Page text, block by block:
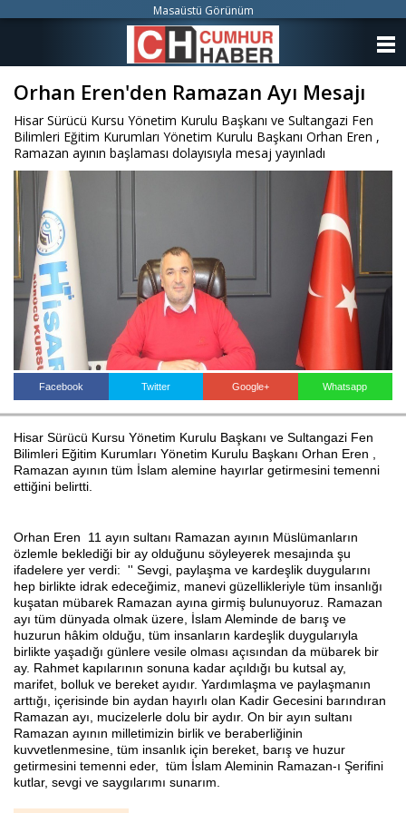
Orhan Eren'den Ramazan Ayı Mesajı
Hisar Sürücü Kursu Yönetim Kurulu Başkanı ve Sultangazi Fen
Bilimleri Eğitim Kurumları Yönetim Kurulu Başkanı Orhan Eren ,
Ramazan ayının başlaması dolayısıyla mesaj yayınladı
Facebook Twitter Google+ Whatsapp
Hisar Sürücü Kursu Yönetim Kurulu Başkanı ve Sultangazi Fen
Bilimleri Eğitim Kurumları Yönetim Kurulu Başkanı Orhan Eren ,
Ramazan ayının tüm İslam alemine hayırlar getirmesini temenni
ettiğini belirtti.
Orhan Eren 11 ayın sultanı Ramazan ayının Müslümanların
özlemle beklediği bir ay olduğunu söyleyerek mesajında şu
ifadelere yer verdi: '' Sevgi, paylaşma ve kardeşlik duygularını
hep birlikte idrak edeceğimiz, manevi güzellikleriyle tüm insanlığı
kuşatan mübarek Ramazan ayına girmiş bulunuyoruz. Ramazan
ayı tüm dünyada olmak üzere, İslam Aleminde de barış ve
huzurun hâkim olduğu, tüm insanların kardeşlik duygularıyla
birlikte yaşadığı günlere vesile olması açısından da mübarek bir
ay. Rahmet kapılarının sonuna kadar açıldığı bu kutsal ay,
marifet, bolluk ve bereket ayıdır. Yardımlaşma ve paylaşmanın
arttığı, içerisinde bin aydan hayırlı olan Kadir Gecesini barındıran
Ramazan ayı, mucizelerle dolu bir aydır. On bir ayın sultanı
Ramazan ayının milletimizin birlik ve beraberliğinin
kuvvetlenmesine, tüm insanlık için bereket, barış ve huzur
getirmesini temenni eder, tüm İslam Aleminin Ramazan-ı Şerifini
kutlar, sevgi ve saygılarımı sunarım.
Masaüstü Görünüm
KATEGORİLER
YAZARLAR
ANKETLER
FOTO GALERİ
VİDEO GALERİ
KÜNYE
İLETİŞİM
Haberin Doğru Adresi.